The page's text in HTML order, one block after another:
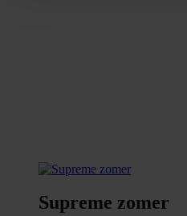
Supreme zomer